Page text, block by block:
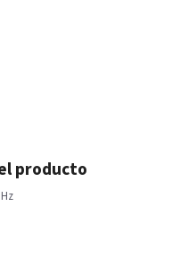
producto